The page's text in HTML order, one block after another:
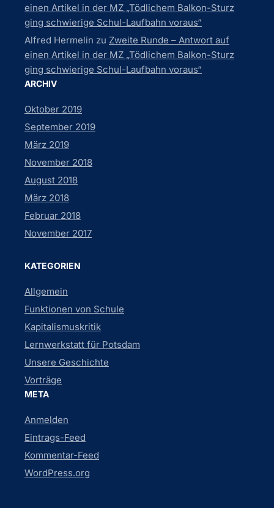
einen Artikel in der MZ „Tödlichem Balkon-Sturz
ging schwierige Schul-Laufbahn voraus“
Alfred Hermelin zu Zweite Runde – Antwort auf
einen Artikel in der MZ „Tödlichem Balkon-Sturz
ging schwierige Schul-Laufbahn voraus“
ARCHIV
Oktober 2019
September 2019
März 2019
November 2018
August 2018
März 2018
Februar 2018
November 2017
KATEGORIEN
Allgemein
Funktionen von Schule
Kapitalismuskritik
Lernwerkstatt für Potsdam
Unsere Geschichte
Vorträge
META
Anmelden
Eintrags-Feed
Kommentar-Feed
WordPress.org